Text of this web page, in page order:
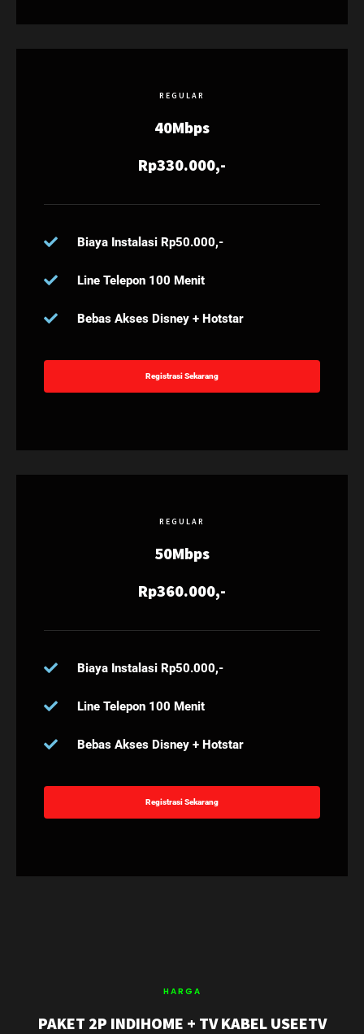
REGULAR
40Mbps
Rp330.000,-
Biaya Instalasi Rp50.000,-
Line Telepon 100 Menit
Bebas Akses Disney + Hotstar
Registrasi Sekarang
REGULAR
50Mbps
Rp360.000,-
Biaya Instalasi Rp50.000,-
Line Telepon 100 Menit
Bebas Akses Disney + Hotstar
Registrasi Sekarang
HARGA
PAKET 2P INDIHOME + TV KABEL USEETV